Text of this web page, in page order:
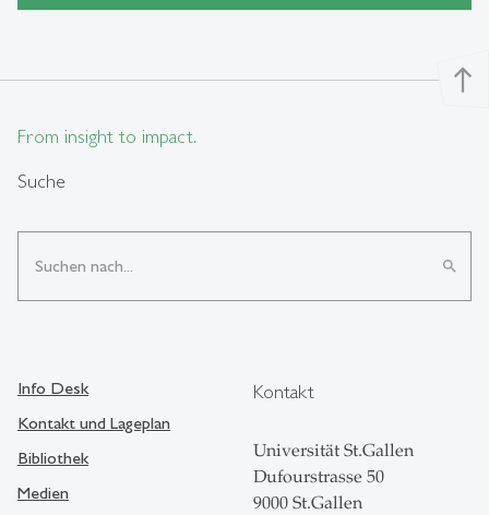
north
From insight to impact.
Suche
search
Info Desk
Kontakt und Lageplan
Bibliothek
Medien
Kontakt
Universität St.Gallen
Dufourstrasse 50
9000 St.Gallen